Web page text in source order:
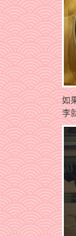
如
李